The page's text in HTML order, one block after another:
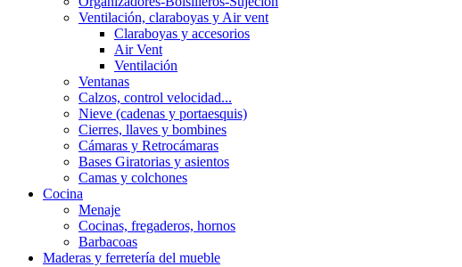
Ventilación, claraboyas y Air vent
Claraboyas y accesorios
Air Vent
Ventilación
Ventanas
Calzos, control velocidad...
Nieve (cadenas y portaesquis)
Cierres, llaves y bombines
Cámaras y Retrocámaras
Bases Giratorias y asientos
Camas y colchones
Cocina
Menaje
Cocinas, fregaderos, hornos
Barbacoas
Maderas y ferretería del mueble